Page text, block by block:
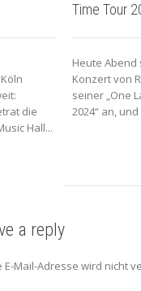
die
Hall...
Time Tour
Heute
Konzert von
seiner „One
2024“ an, und
a reply
E-Mail-Adresse wird nicht